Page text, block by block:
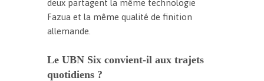
deux partagent la même technologie
Fazua et la même qualité de finition
allemande.
Le UBN Six convient-il aux trajets
quotidiens ?